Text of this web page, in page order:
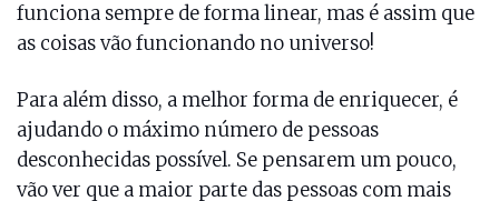
funciona sempre de forma linear, mas é assim que
as coisas vão funcionando no universo!
Para além disso, a melhor forma de enriquecer, é
ajudando o máximo número de pessoas
desconhecidas possível. Se pensarem um pouco,
vão ver que a maior parte das pessoas com mais